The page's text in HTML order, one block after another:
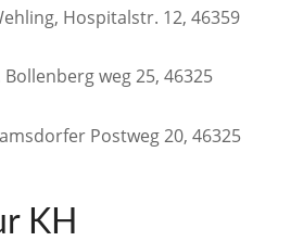
Hospitalstr. 12, 46359
weg 25, 46325
Postweg 20, 46325
KH